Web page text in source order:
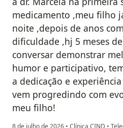
medicamento ,meu filho
noite ,depois de anos
dificuldade ,hj 5 meses
conversar demonstrar
humor e participativo,
a dedicação e
vem progredindo com
meu filho!